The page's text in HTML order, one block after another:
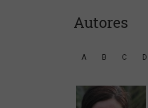
Autores
A B C D